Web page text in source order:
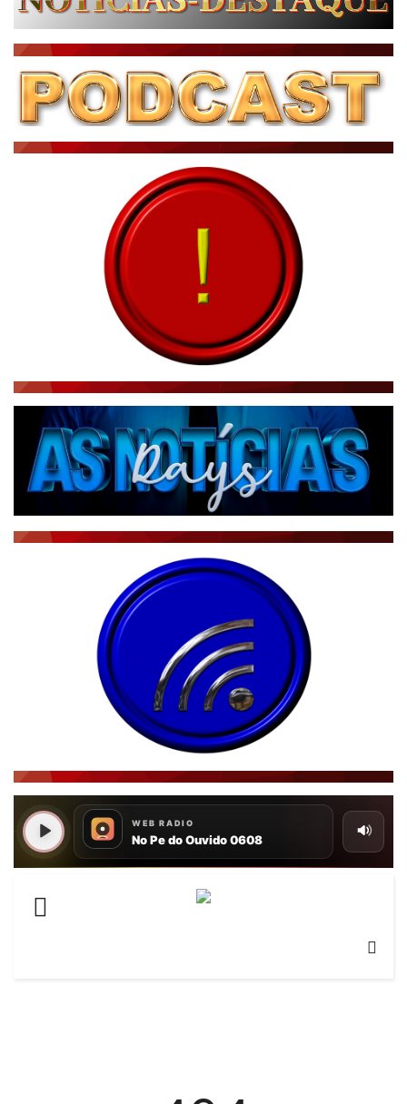
BRASIL DE FATO - ÚLTIMAS NOTÍCIAS
ÚLTIMAS NOTÍCIAS
NOTÍCIAS TAMBÉM NA TELA
BRASIL MUNDO AO VIVO
JORNAL DO BRASIL
NOTÍCIAS AO MINUTO
ACONTECEU...VIROU MANCHETE!